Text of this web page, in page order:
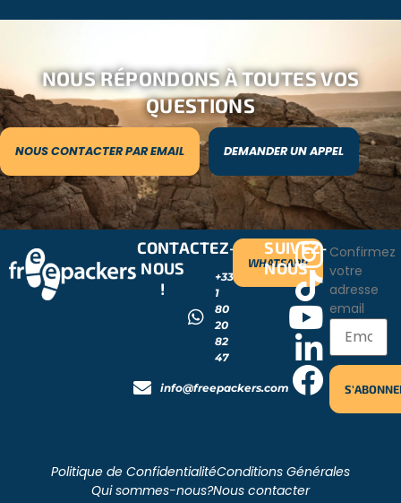
NOUS RÉPONDONS À TOUTES VOS
QUESTIONS
NOUS CONTACTER PAR EMAIL DEMANDER UN APPEL
CONTACTEZ-
NOUS
!
+33
1
80
20
82
47
info@freepackers.com
WHATSAPP
SUIVEZ-
NOUS
Confirmez
votre
adresse
email
Politique de ConfidentialitéConditions Générales
Qui sommes-nous?Nous contacter